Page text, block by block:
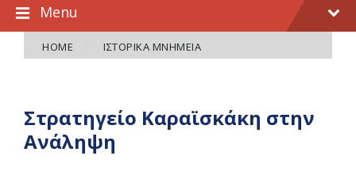
Menu
HOME ΙΣΤΟΡΙΚΆ ΜΝΗΜΕΊΑ
Στρατηγείο Καραϊσκάκη στην
Ανάληψη